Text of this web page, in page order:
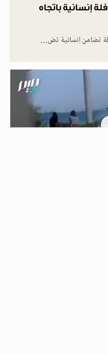
إنسانية باتجاه
تضامن إنسانية تض…